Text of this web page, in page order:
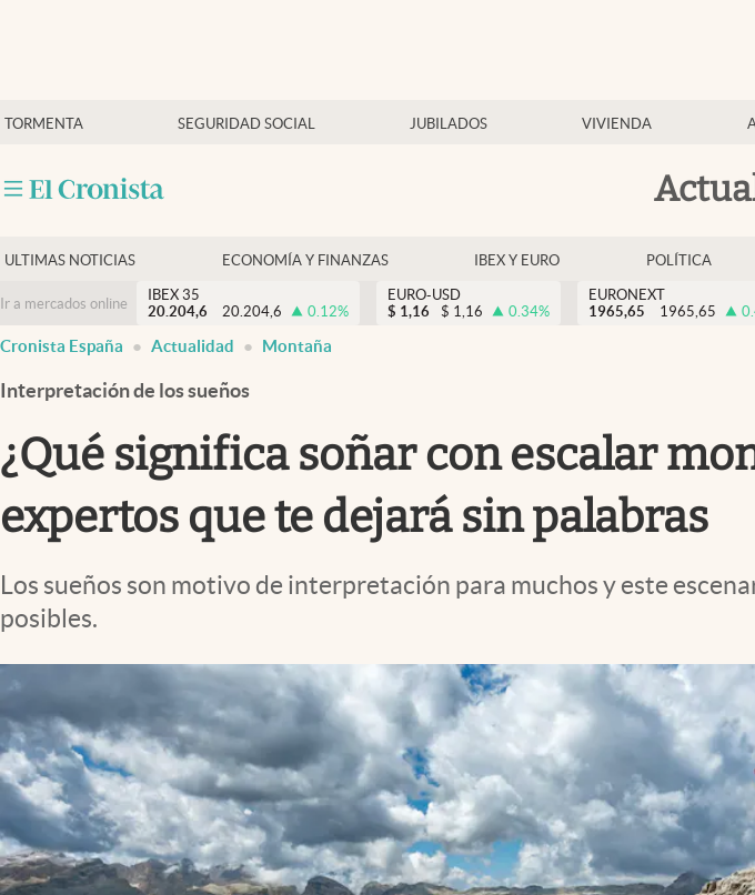
TORMENTA SEGURIDAD SOCIAL JUBILADOS VIVIENDA
Economía y finanzas
Criptomonedas
ULTIMAS NOTICIAS ECONOMÍA Y FINANZAS IBEX Y EURO POLÍTICA
Ir a mercados online
IBEX 35
20.204,6
20.204,6 0.12%
EURO-USD
$ 1,16 $ 1,16 0.34%
EURONEXT
1965,65
1965,65
Cronista España Actualidad Montaña
Interpretación de los sueños
¿Qué significa soñar con escalar
expertos que te dejará sin palabras
Los sueños son motivo de interpretación para muchos y este
posibles.